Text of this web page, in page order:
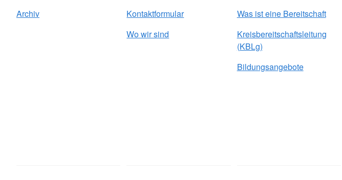
Archiv
Kontaktformular
Wo wir sind
Was ist eine Bereitschaft
Kreisbereitschaftsleitung
(KBLg)
Bildungsangebote